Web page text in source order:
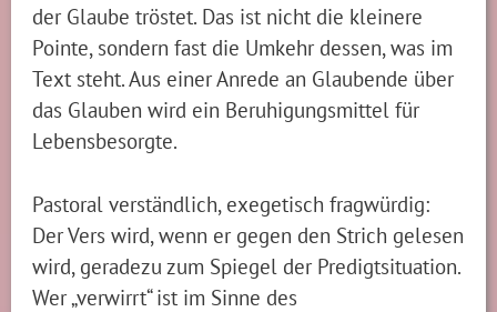
der Glaube tröstet. Das ist nicht die kleinere
Pointe, sondern fast die Umkehr dessen, was im
Text steht. Aus einer Anrede an Glaubende über
das Glauben wird ein Beruhigungsmittel für
Lebensbesorgte.
Pastoral verständlich, exegetisch fragwürdig:
Der Vers wird, wenn er gegen den Strich gelesen
wird, geradezu zum Spiegel der Predigtsituation.
Wer „verwirrt“ ist im Sinne des